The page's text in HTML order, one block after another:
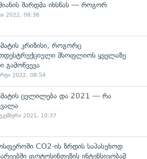
შარდმა იხსნას — როგორ
2022, 08:38
კრიზისი, როგორც
მსოფლიოს ყველაზე
გამოწვევა
2022, 08:54
ცვლილება და 2021 — რა
2021, 10:37
CO2-ის ზრდის საპასუხოდ
ფოტოსინთეზის ინტენსივობამ